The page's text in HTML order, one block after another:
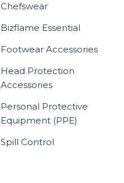
Chefswear
Bizflame Essential
Footwear Accessories
Head Protection
Accessories
Personal Protective
Equipment (PPE)
Spill Control